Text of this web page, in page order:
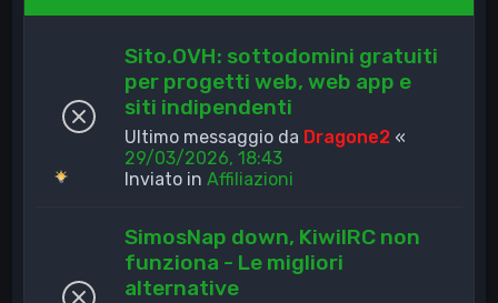
Sito.OVH: sottodomini gratuiti
per progetti web, web app e
siti indipendenti
Ultimo messaggio da Dragone2 «
29/03/2026, 18:43
Inviato inAffiliazioni
SimosNap down, KiwiIRC non
funziona - Le migliori
alternative